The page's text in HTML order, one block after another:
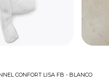
CONFORT LISA FB - BLANCO